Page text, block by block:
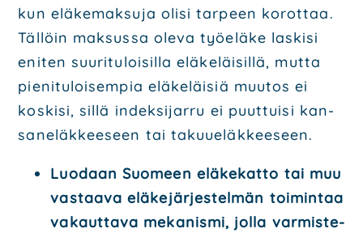
kun elä­ke­mak­su­ja oli­si tar­peen korot­taa.
Täl­löin mak­sus­sa ole­va työ­elä­ke las­ki­si
eni­ten suu­ri­tu­loi­sil­la elä­ke­läi­sil­lä, mut­ta
pie­ni­tu­loi­sem­pia elä­ke­läi­siä muu­tos ei
kos­ki­si, sil­lä indek­si­jar­ru ei puut­tui­si kan­
sa­ne­läk­kee­seen tai takuu­eläk­kee­seen.
Luo­daan Suo­meen elä­ke­kat­to tai muu
vas­taa­va elä­ke­jär­jes­tel­män toi­min­taa
vakaut­ta­va meka­nis­mi, jol­la var­mis­te­